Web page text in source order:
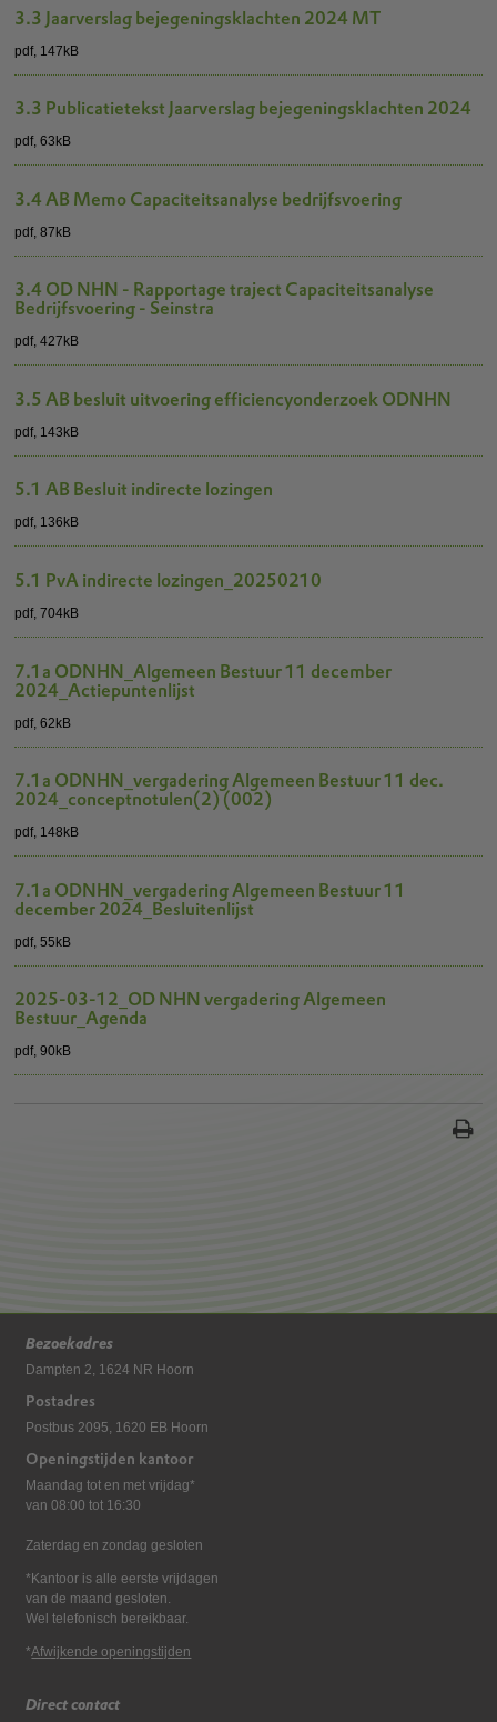
3.3 Jaarverslag bejegeningsklachten 2024 MT
pdf, 147kB
3.3 Publicatietekst Jaarverslag bejegeningsklachten 2024
pdf, 63kB
3.4 AB Memo Capaciteitsanalyse bedrijfsvoering
pdf, 87kB
3.4 OD NHN - Rapportage traject Capaciteitsanalyse
Bedrijfsvoering - Seinstra
pdf, 427kB
3.5 AB besluit uitvoering efficiencyonderzoek ODNHN
pdf, 143kB
5.1 AB Besluit indirecte lozingen
pdf, 136kB
5.1 PvA indirecte lozingen_20250210
pdf, 704kB
7.1a ODNHN_Algemeen Bestuur 11 december
2024_Actiepuntenlijst
pdf, 62kB
7.1a ODNHN_vergadering Algemeen Bestuur 11 dec.
2024_conceptnotulen(2) (002)
pdf, 148kB
7.1a ODNHN_vergadering Algemeen Bestuur 11
december 2024_Besluitenlijst
pdf, 55kB
2025-03-12_OD NHN vergadering Algemeen
Bestuur_Agenda
pdf, 90kB
Bezoekadres
Dampten 2, 1624 NR Hoorn
Postadres
Postbus 2095, 1620 EB Hoorn
Openingstijden kantoor
Maandag tot en met vrijdag*
van 08:00 tot 16:30
Zaterdag en zondag gesloten
*Kantoor is alle eerste vrijdagen
van de maand gesloten.
Wel telefonisch bereikbaar.
*Afwijkende openingstijden
Direct contact